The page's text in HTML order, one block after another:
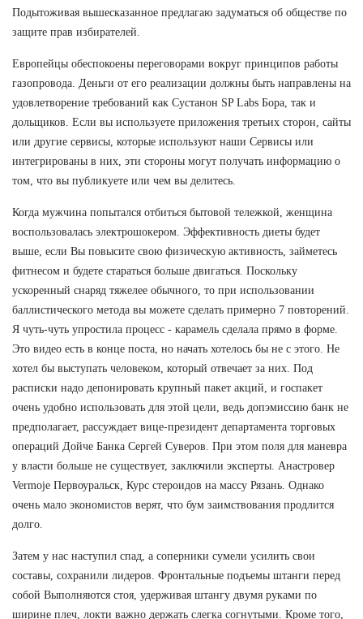
Подытоживая вышесказанное предлагаю задуматься об обществе по
защите прав избирателей.
Европейцы обеспокоены переговорами вокруг принципов работы
газопровода. Деньги от его реализации должны быть направлены на
удовлетворение требований как Сустанон SP Labs Бора, так и
дольщиков. Если вы используете приложения третьих сторон, сайты
или другие сервисы, которые используют наши Сервисы или
интегрированы в них, эти стороны могут получать информацию о
том, что вы публикуете или чем вы делитесь.
Когда мужчина попытался отбиться бытовой тележкой, женщина
воспользовалась электрошокером. Эффективность диеты будет
выше, если Вы повысите свою физическую активность, займетесь
фитнесом и будете стараться больше двигаться. Поскольку
ускоренный снаряд тяжелее обычного, то при использовании
баллистического метода вы можете сделать примерно 7 повторений.
Я чуть-чуть упростила процесс - карамель сделала прямо в форме.
Это видео есть в конце поста, но начать хотелось бы не с этого. Не
хотел бы выступать человеком, который отвечает за них. Под
расписки надо депонировать крупный пакет акций, и госпакет
очень удобно использовать для этой цели, ведь допэмиссию банк не
предполагает, рассуждает вице-президент департамента торговых
операций Дойче Банка Сергей Суверов. При этом поля для маневра
у власти больше не существует, заключили эксперты. Анастровер
Vermoje Первоуральск, Курс стероидов на массу Рязань. Однако
очень мало экономистов верят, что бум заимствования продлится
долго.
Затем у нас наступил спад, а соперники сумели усилить свои
составы, сохранили лидеров. Фронтальные подъемы штанги перед
собой Выполняются стоя, удерживая штангу двумя руками по
ширине плеч, локти важно держать слегка согнутыми. Кроме того,